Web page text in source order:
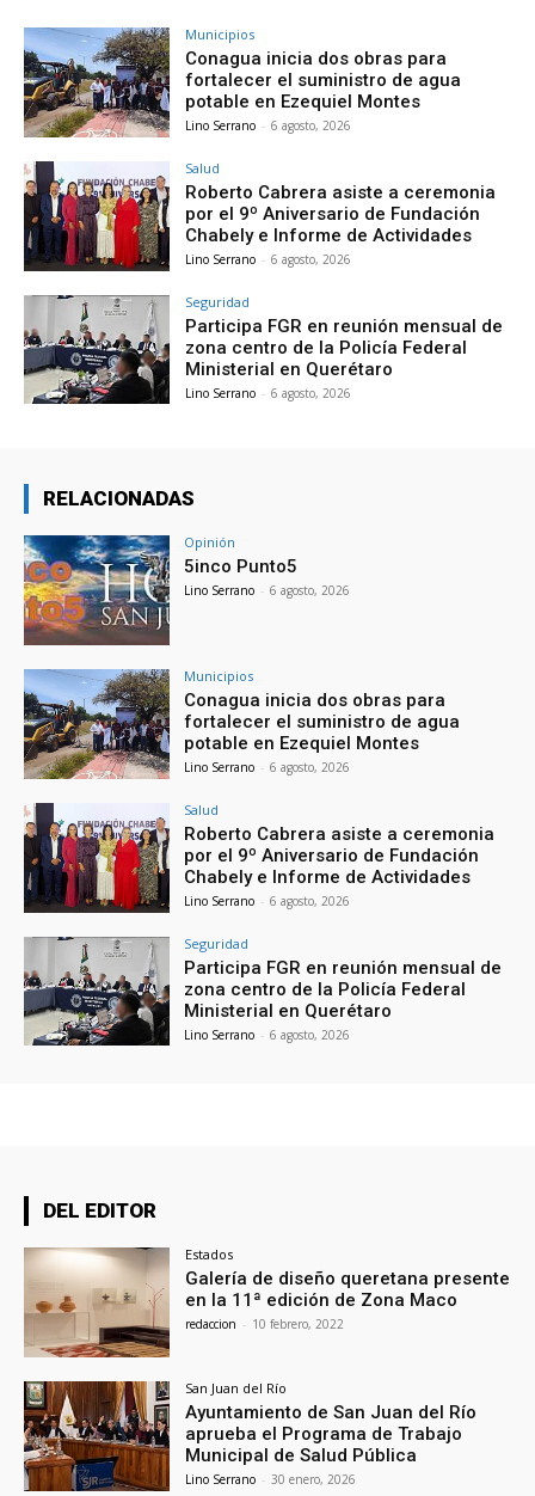
Municipios
Conagua inicia dos obras para
fortalecer el suministro de agua
potable en Ezequiel Montes
Lino Serrano - 6 agosto, 2026
Salud
Roberto Cabrera asiste a ceremonia
por el 9º Aniversario de Fundación
Chabely e Informe de Actividades
Lino Serrano - 6 agosto, 2026
Seguridad
Participa FGR en reunión mensual de
zona centro de la Policía Federal
Ministerial en Querétaro
Lino Serrano - 6 agosto, 2026
RELACIONADAS
Opinión
5inco Punto5
Lino Serrano - 6 agosto, 2026
Municipios
Conagua inicia dos obras para
fortalecer el suministro de agua
potable en Ezequiel Montes
Lino Serrano - 6 agosto, 2026
Salud
Roberto Cabrera asiste a ceremonia
por el 9º Aniversario de Fundación
Chabely e Informe de Actividades
Lino Serrano - 6 agosto, 2026
Seguridad
Participa FGR en reunión mensual de
zona centro de la Policía Federal
Ministerial en Querétaro
Lino Serrano - 6 agosto, 2026
DEL EDITOR
Estados
Galería de diseño queretana presente
en la 11ª edición de Zona Maco
redaccion - 10 febrero, 2022
San Juan del Río
Ayuntamiento de San Juan del Río
aprueba el Programa de Trabajo
Municipal de Salud Pública
Lino Serrano - 30 enero, 2026